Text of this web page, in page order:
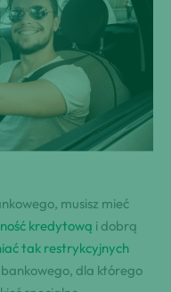
musisz mieć
kredytową i dobrą
tak restrykcyjnych
bankowego, dla którego